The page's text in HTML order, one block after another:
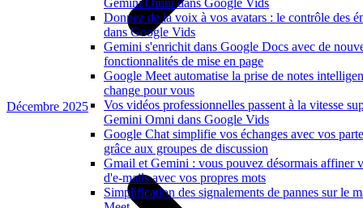
Gemini Omni dans Google Vids
Donnez de la voix à vos avatars : le contrôle des
dans Google Vids
Gemini s'enrichit dans Google Docs avec de
fonctionnalités de mise en page
Google Meet automatise la prise de notes
change pour vous
Vos vidéos professionnelles passent à la vitesse
Gemini Omni dans Google Vids
Google Chat simplifie vos échanges avec vos
grâce aux groupes de discussion
Gmail et Gemini : vous pouvez désormais affiner
d'e-mails avec vos propres mots
Simplification des signalements de pannes sur le
Décembre 2025